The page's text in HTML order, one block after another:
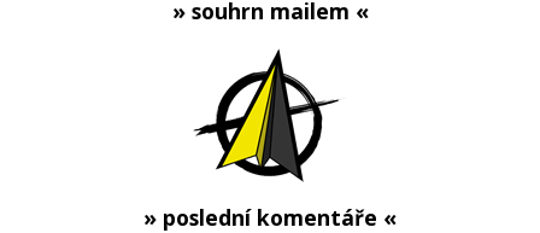
» souhrn mailem «
» poslední komentáře «